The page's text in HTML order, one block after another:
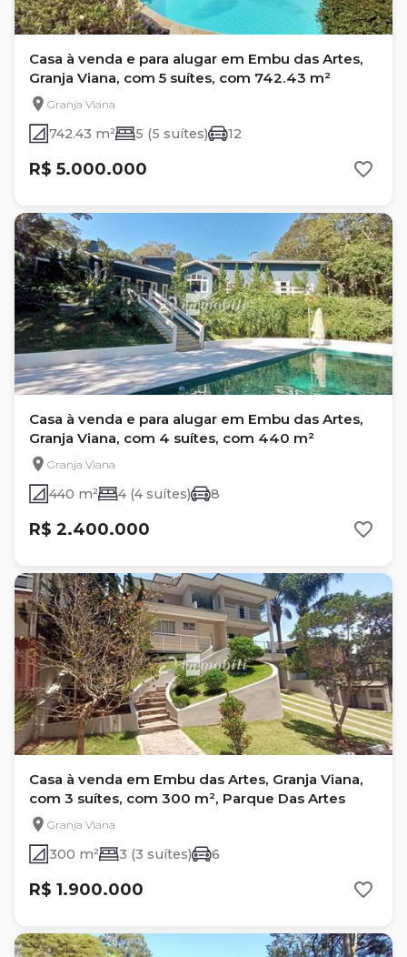
Casa à venda e para alugar em Embu das Artes,
Granja Viana, com 5 suítes, com 742.43 m²
Granja Viana
742.43 m² 5 (5 suítes) 12
R$ 5.000.000
Casa à venda e para alugar em Embu das Artes,
Granja Viana, com 4 suítes, com 440 m²
Granja Viana
440 m² 4 (4 suítes) 8
R$ 2.400.000
Casa à venda em Embu das Artes, Granja Viana,
com 3 suítes, com 300 m², Parque Das Artes
Granja Viana
300 m² 3 (3 suítes) 6
R$ 1.900.000